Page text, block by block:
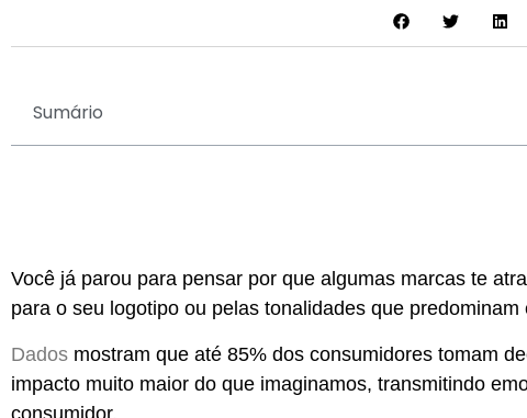
Sumário
Você já parou para pensar por que algumas marcas te
para o seu logotipo ou pelas tonalidades que predominam
Dados mostram que até 85% dos consumidores tomam
impacto muito maior do que imaginamos, transmitindo
consumidor.